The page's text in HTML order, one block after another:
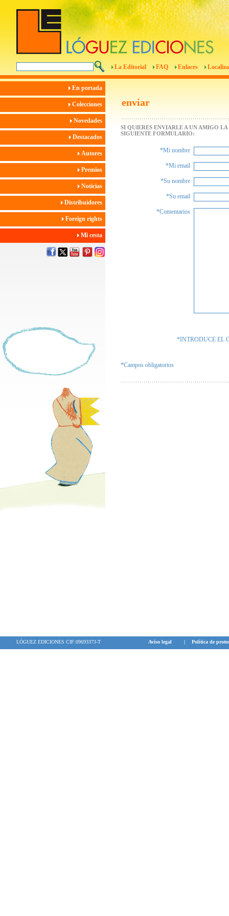
La Editorial FAQ Enlaces
En portada
Colecciones
Novedades
Destacados
Autores
Premios
Noticias
Distribuidores
Foreign rights
Mi cesta
enviar
SI QUIERES ENVIARLE A UN AMIGO
SIGUIENTE FORMULARIO:
*Mi nombre
*Mi email
*Su nombre
*Su email
*Comentarios
*INTRODUCE EL
*Campos obligatorios
LÓGUEZ EDICIONES CIF:09693373-T Aviso legal | Política de